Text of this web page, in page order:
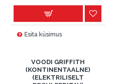
Esita küsimus
VOODI GRIFFITH
(KONTINENTAALNE)
(ELEKTRILISELT